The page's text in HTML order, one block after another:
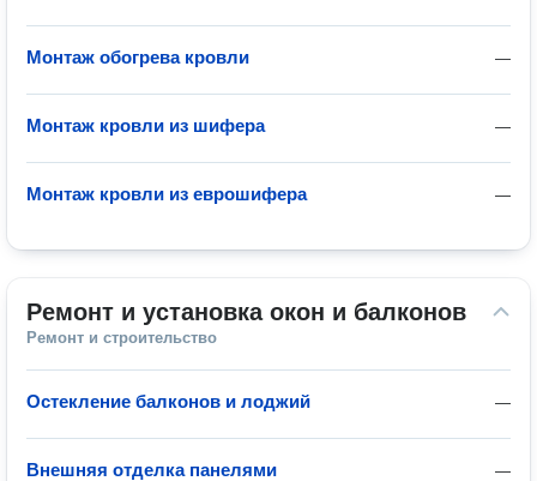
—
Монтаж обогрева кровли
—
Монтаж кровли из шифера
—
Монтаж кровли из еврошифера
Ремонт и установка окон и балконов
Ремонт и строительство
—
Остекление балконов и лоджий
—
Внешняя отделка панелями